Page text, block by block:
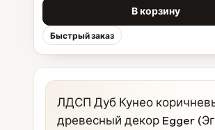
В корзину
Быстрый заказ
ЛДСП Дуб Кунео
древесный декор Egger